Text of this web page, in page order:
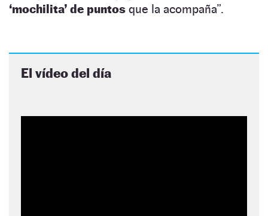
‘mochilita’ de puntos que la acompaña”.
El vídeo del día